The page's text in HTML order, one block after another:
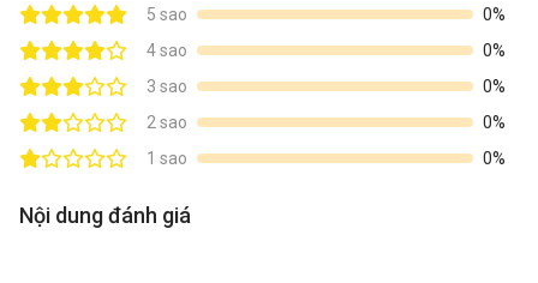
5 sao
0%
4 sao
0%
3 sao
0%
2 sao
0%
1 sao
0%
Nội dung đánh giá